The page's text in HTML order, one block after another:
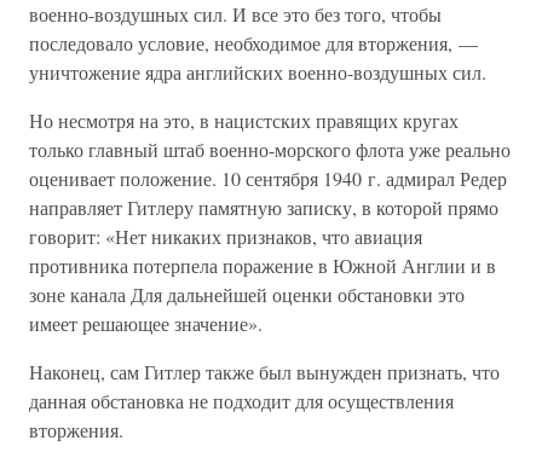
военно-воздушных сил. И все это без того, чтобы
последовало условие, необходимое для вторжения, —
уничтожение ядра английских военно-воздушных сил.
Но несмотря на это, в нацистских правящих кругах
только главный штаб военно-морского флота уже реально
оценивает положение. 10 сентября 1940 г. адмирал Редер
направляет Гитлеру памятную записку, в которой прямо
говорит: «Нет никаких признаков, что авиация
противника потерпела поражение в Южной Англии и в
зоне канала Для дальнейшей оценки обстановки это
имеет решающее значение».
Наконец, сам Гитлер также был вынужден признать, что
данная обстановка не подходит для осуществления
вторжения.